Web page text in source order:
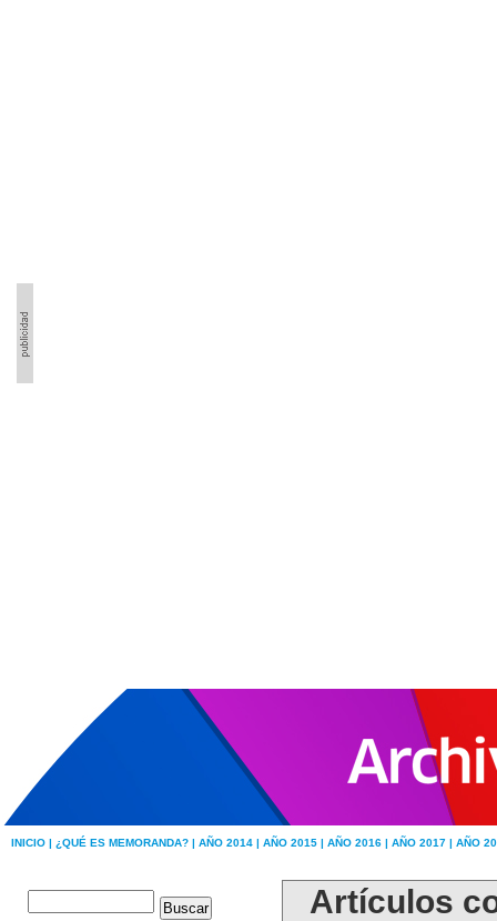
INICIO | ¿QUÉ ES MEMORANDA? | AÑO 2014 | AÑO 2015 | AÑO 2016 | AÑO 2017 | AÑO
Artículos